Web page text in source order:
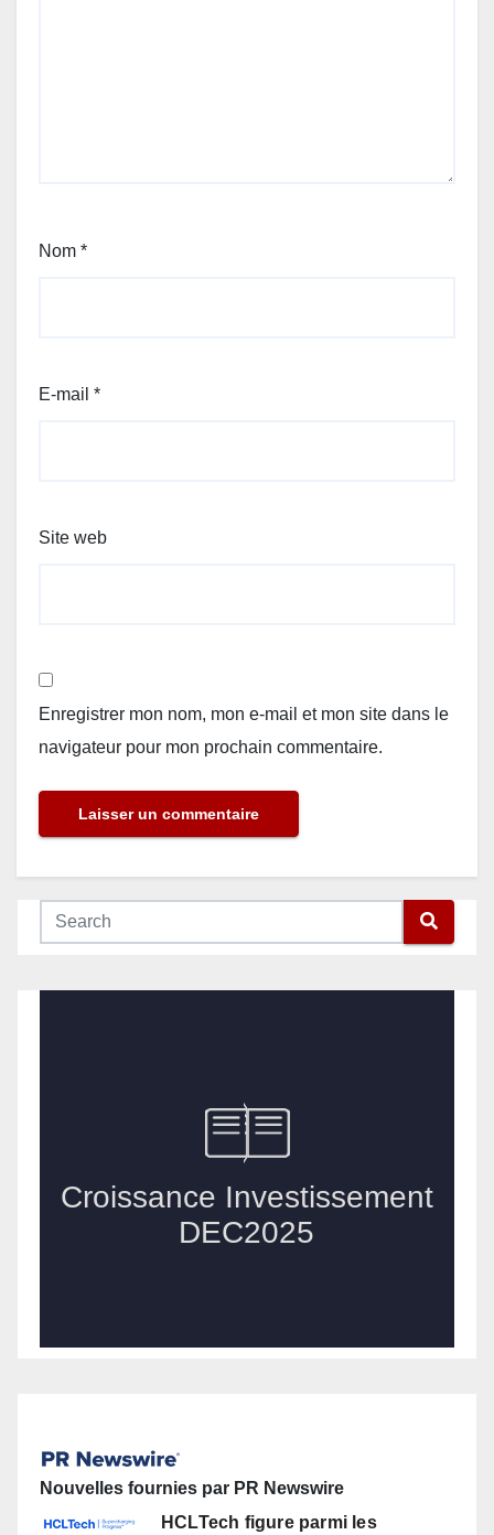
Nom *
E-mail *
Site web
Enregistrer mon nom, mon e-mail et mon site dans le
navigateur pour mon prochain commentaire.
Nouvelles fournies par PR Newswire
HCLTech figure parmi les